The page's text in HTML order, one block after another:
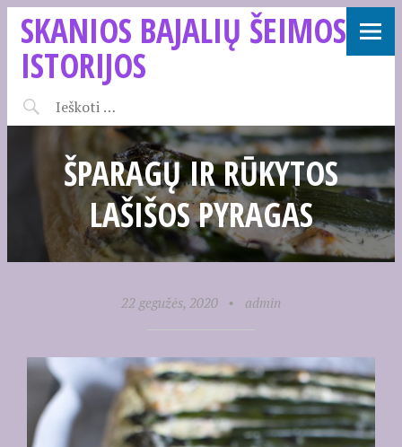
SKANIOS BAJALIŲ ŠEIMOS
ISTORIJOS
ŠPARAGŲ IR RŪKYTOS
LAŠIŠOS PYRAGAS
22 gegužės, 2020 • admin